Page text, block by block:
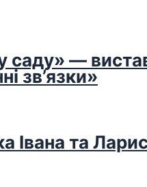
саду» —
зв’язки»
Івана та